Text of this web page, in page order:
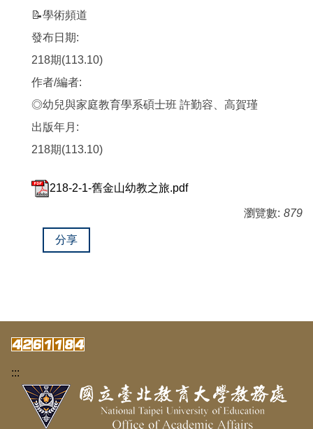
📝學術頻道
發布日期:
218期(113.10)
作者/編者:
◎幼兒與家庭教育學系碩士班 許勤容、高賀瑾
出版年月:
218期(113.10)
218-2-1-舊金山幼教之旅.pdf
瀏覽數: 879
分享
:::